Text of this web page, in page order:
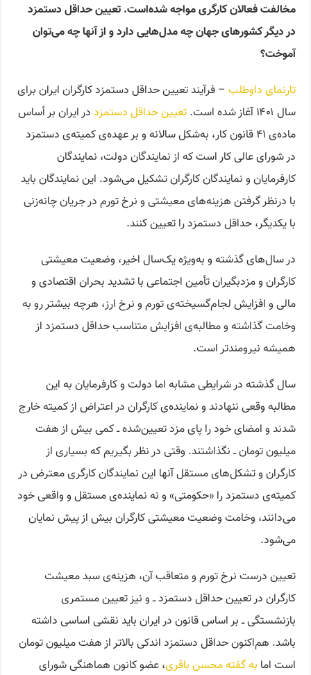
مخالفت فعالان کارگری مواجه شده‌است. تعیین حداقل دستمزد
در دیگر کشورهای جهان چه مدل‌هایی دارد و از آنها چه می‌توان
آموخت؟‌
تارنمای داوطلب – فرآیند تعیین حداقل دستمزد کارگران ایران برای
سال ۱۴۰۱ آغاز شده است.
تعیین حداقل دستمزد در ایران بر أساس
ماده‌ی ۴۱ قانون کار، به‌شکل سالانه و بر عهده‌ی کمیته‌ی دستمزد
در شورای عالی کار است که از نمایندگان دولت، نمایندگان
کارفرمایان و نمایندگان کارگران تشکیل می‌شود. این نمایندگان باید
با درنظر گرفتن هزینه‌های معیشتی و نرخ تورم در جریان چانه‌زنی
با یکدیگر، حداقل‌ دستمزد را تعیین کنند.
در سال‌های گذشته و به‌ویژه یک‌سال اخیر، وضعیت معیشتی
کارگران و مزدبگیران تأمین اجتماعی با تشدید بحران اقتصادی و
مالی و افزایش لجام‌گسیخته‌ی تورم و نرخ ارز، هرچه بیشتر رو به
وخامت گذاشته و مطالبه‌ی افزایش متناسب حداقل دستمزد از
همیشه نیرومندتر است.
سال گذشته در شرایطی مشابه اما دولت و کارفرمایان به این
مطالبه‌ وقعی ننهادند و نماینده‌ی کارگران در اعتراض از کمیته خارج
شدند و امضای خود را پای مزد تعیین‌شده ــ کمی بیش از هفت
میلیون تومان ــ نگذاشتند. وقتی در نظر بگیریم که بسیاری از
کارگران و تشکل‌های مستقل آنها این نمایندگان‌ کارگری معترض در
کمیته‌ی دستمزد را «حکومتی» و نه نماینده‌ی مستقل و واقعی خود
می‌دانند، وخامت وضعیت معیشتی کارگران بیش از پیش نمایان
می‌شود.
تعیین درست نرخ تورم و متعاقب آن، هزینه‌ی سبد معیشت
کارگران در تعیین حداقل دستمزد ــ‌ و نیز تعیین مستمری
بازنشستگی ــ‌ بر اساس قانون در ایران باید نقشی اساسی داشته
باشد. هم‌اکنون حداقل دستمزد اندکی بالاتر از هفت میلیون تومان
است اما به گفته محسن باقری،‌ عضو کانون هماهنگی شورای